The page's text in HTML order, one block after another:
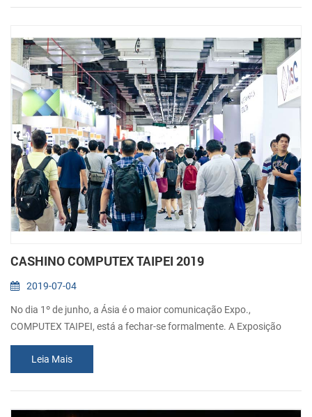
CASHINO COMPUTEX TAIPEI 2019
2019-07-04
No dia 1º de junho, a Ásia é o maior comunicação Expo.,
COMPUTEX TAIPEI, está a fechar-se formalmente. A Exposição
atraiu 1,685 expositores e 42,495 visitantes durante os cinco dias
de mostra. Nos últimos anos, Xiamen Cashino Tecnologia Co., Ltd.
tem exibido com sucesso na COMPUTEX TAIPEI para mostrar a
nossa nova solução de impressão térmica, assim como este ano.
Como um dos quatro grandes feiras...
Leia Mais